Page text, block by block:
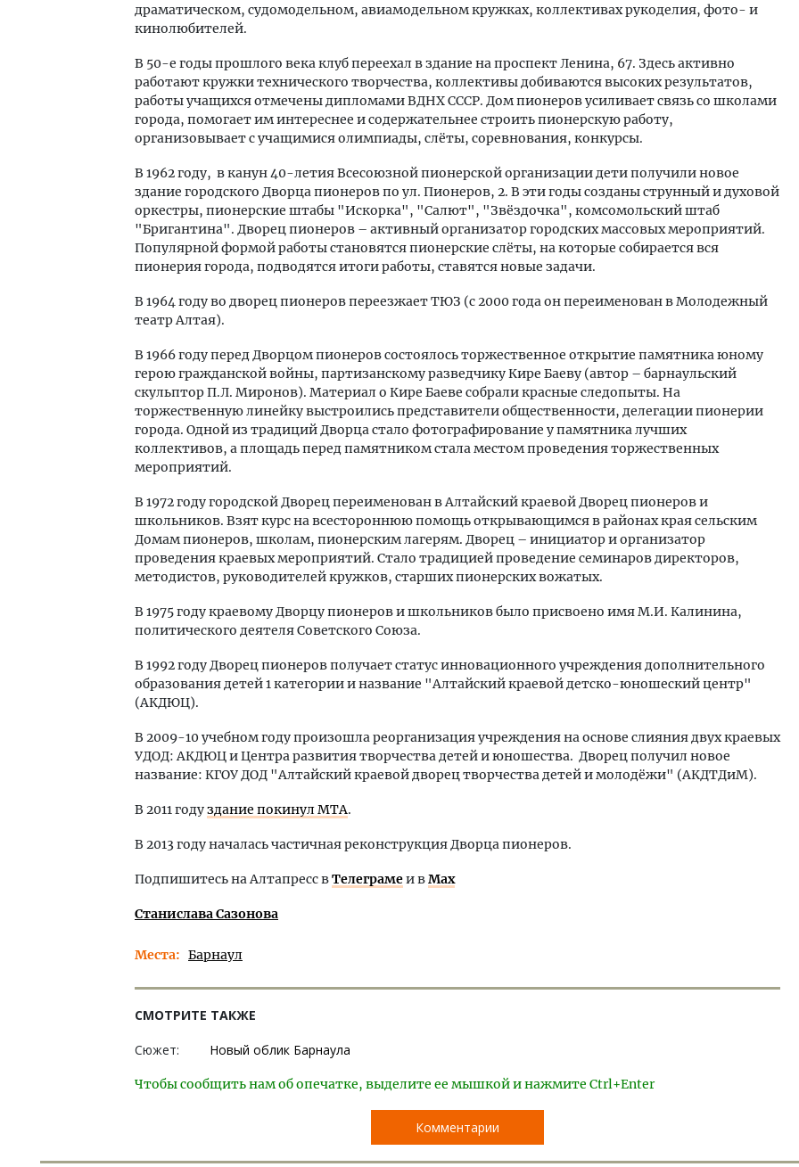
драматическом, судомодельном, авиамодельном кружках, коллективах рукоделия, фото- и
кинолюбителей.
В 50-е годы прошлого века клуб переехал в здание на проспект Ленина, 67. Здесь активно
работают кружки технического творчества, коллективы добиваются высоких результатов,
работы учащихся отмечены дипломами ВДНХ СССР. Дом пионеров усиливает связь со школами
города, помогает им интереснее и содержательнее строить пионерскую работу,
организовывает с учащимися олимпиады, слёты, соревнования, конкурсы.
В 1962 году, в канун 40-летия Всесоюзной пионерской организации дети получили новое
здание городского Дворца пионеров по ул. Пионеров, 2. В эти годы созданы струнный и духовой
оркестры, пионерские штабы "Искорка", "Салют", "Звёздочка", комсомольский штаб
"Бригантина". Дворец пионеров – активный организатор городских массовых мероприятий.
Популярной формой работы становятся пионерские слёты, на которые собирается вся
пионерия города, подводятся итоги работы, ставятся новые задачи.
В 1964 году во дворец пионеров переезжает ТЮЗ (с 2000 года он переименован в Молодежный
театр Алтая).
В 1966 году перед Дворцом пионеров состоялось торжественное открытие памятника юному
герою гражданской войны, партизанскому разведчику Кире Баеву (автор – барнаульский
скульптор П.Л. Миронов). Материал о Кире Баеве собрали красные следопыты. На
торжественную линейку выстроились представители общественности, делегации пионерии
города. Одной из традиций Дворца стало фотографирование у памятника лучших
коллективов, а площадь перед памятником стала местом проведения торжественных
мероприятий.
В 1972 году городской Дворец переименован в Алтайский краевой Дворец пионеров и
школьников. Взят курс на всестороннюю помощь открывающимся в районах края сельским
Домам пионеров, школам, пионерским лагерям. Дворец – инициатор и организатор
проведения краевых мероприятий. Стало традицией проведение семинаров директоров,
методистов, руководителей кружков, старших пионерских вожатых.
В 1975 году краевому Дворцу пионеров и школьников было присвоено имя М.И. Калинина,
политического деятеля Советского Союза.
В 1992 году Дворец пионеров получает статус инновационного учреждения дополнительного
образования детей 1 категории и название "Алтайский краевой детско-юношеский центр"
(АКДЮЦ).
В 2009-10 учебном году произошла реорганизация учреждения на основе слияния двух краевых
УДОД: АКДЮЦ и Центра развития творчества детей и юношества. Дворец получил новое
название: КГОУ ДОД "Алтайский краевой дворец творчества детей и молодёжи" (АКДТДиМ).
В 2011 годуздание покинул МТА.
В 2013 году началась частичная реконструкция Дворца пионеров.
Подпишитесь на Алтапресс вТелеграмеи вMax
Станислава Сазонова
Места Барнаул
СМОТРИТЕ ТАКЖЕ
Сюжет: Новый облик Барнаула
Чтобы сообщить нам об опечатке, выделите ее мышкой и нажмите Ctrl+Enter
Комментарии